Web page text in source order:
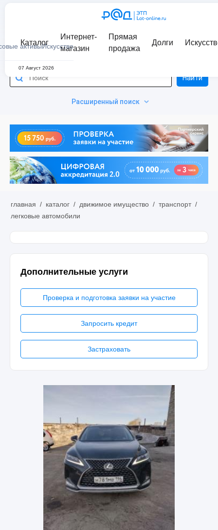
активыИскусство
Каталог
Интернет-
магазин
Прямая
продажа
Долги
07 Август 2026
Расширенный поиск
Найти
главная / каталог / движимое имущество / транспорт /
легковые автомобили
Дополнительные услуги
Проверка и подготовка заявки на участие
Запросить кредит
Застраховать